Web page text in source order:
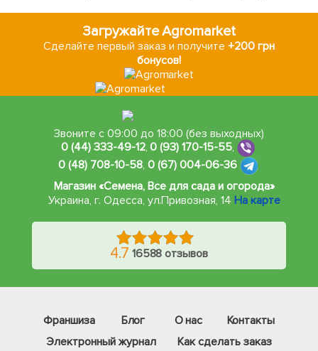
Загружайте Agromarket
Сделайте первый заказ и получите +200 грн
бонусов!
Звоните с 09:00 до 18:00 (без выходных)
0 (44) 333-49-12,0 (93) 170-15-55,
0 (48) 708-10-58, 0 (67) 004-06-36
Магазин «Семена, Все для сада и огорода»
Украина, г. Одесса, ул.Привозная, 14 На карте
4.7 16588 отзывов
Франшиза Блог О нас
Контакты
Электронный журнал
Как сделать заказ